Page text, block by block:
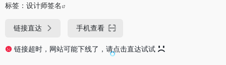
标签： 设计师签名
链接直达 手机查看
链接超时，网站可能下线了，请点击直达试试